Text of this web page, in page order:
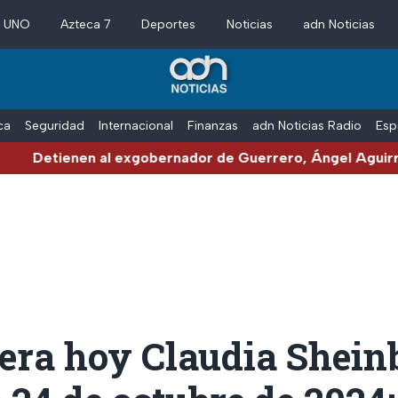
Azteca 7 Deportes Noticias adn Noticias
Seguridad Internacional Finanzas adn Noticias Radio
al exgobernador de Guerrero, Ángel Aguirre, por el
hoy Claudia